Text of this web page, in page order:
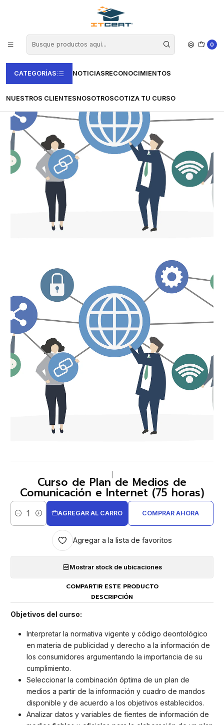
0
CATEGORÍAS NOTICIASRECONOCIMIENTOS
NUESTROS CLIENTESNOSOTROSCOTIZA TU CURSO
Vertice Comercio y Marketing
Curso de Plan de Medios de Comunicación e Internet (75 horas)
Curso de Plan de Medios de
Comunicación e Internet (75 horas)
Cantidad
AGREGAR AL CARRO COMPRAR AHORA
Agregar a la lista de favoritos
Mostrar stock de ubicaciones
COMPARTIR ESTE PRODUCTO
DESCRIPCIÓN
Objetivos del curso:
Interpretar la normativa vigente y código deontológico
en materia de publicidad y derecho a la información de
los consumidores argumentando la importancia de su
cumplimiento.
Seleccionar la combinación óptima de un plan de
medios a partir de la información y cuadro de mandos
disponible y de acuerdo a los objetivos establecidos.
Analizar datos y variables de fientes de información de